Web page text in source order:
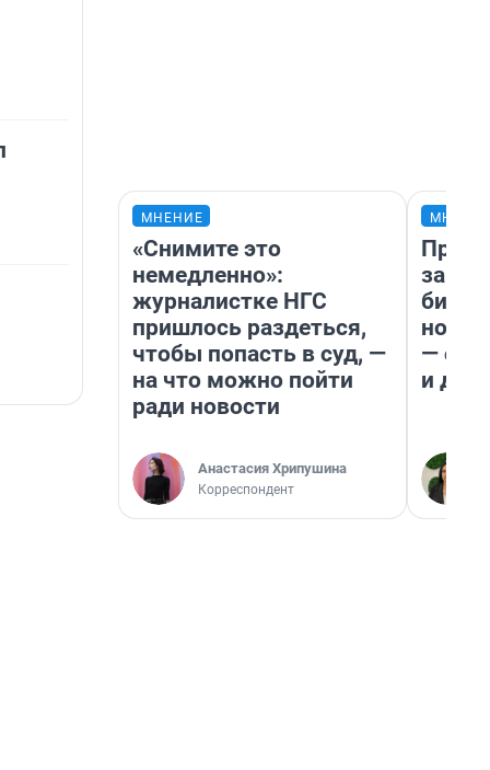
МНЕНИЕ
«Снимите это
немедленно»:
журналистке НГС
пришлось раздеться,
чтобы попасть в суд, —
на что можно пойти
ради новости
Анастасия Хрипушина
Корреспондент
— он
и